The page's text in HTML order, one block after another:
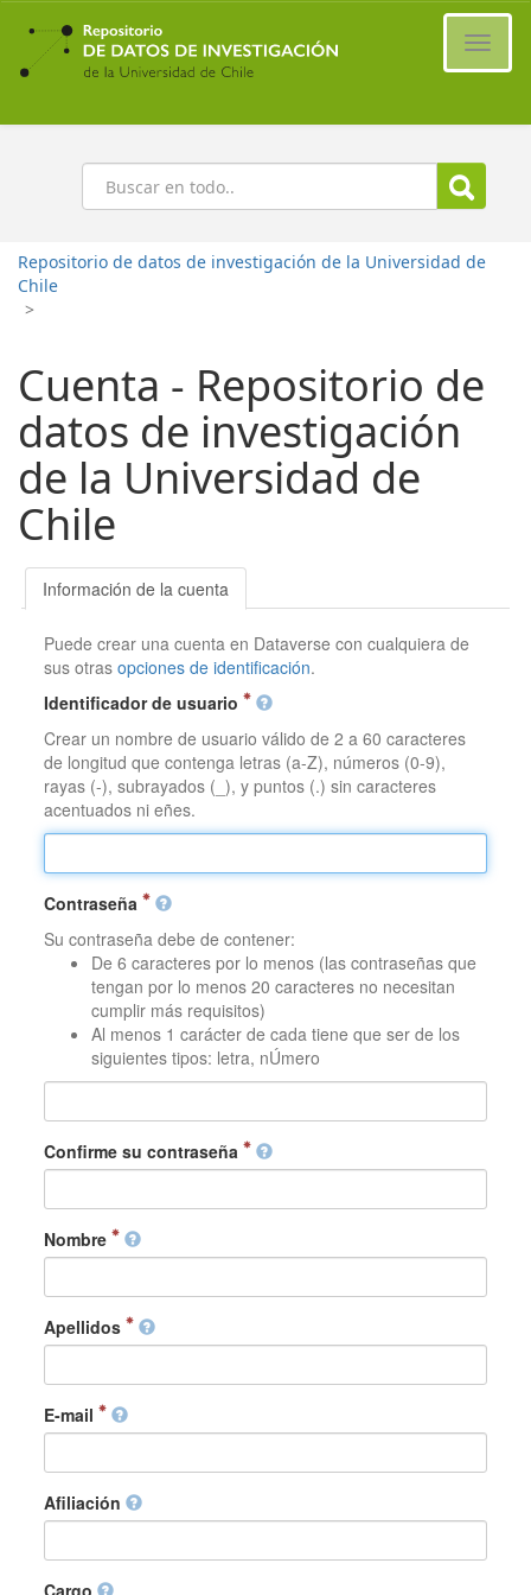
Ir
contenido
principal
Buscar
Repositorio de datos de investigación de la Universidad de
Chile
>
Cuenta - Repositorio de
datos de investigación
de la Universidad de
Chile
Información de la cuenta
Puede crear una cuenta en Dataverse con cualquiera de
sus otrasopciones de identificación.
Identificador de usuario
Crear un nombre de usuario válido de 2 a 60 caracteres
de longitud que contenga letras (a-Z), números (0-9),
rayas (-), subrayados (_), y puntos (.) sin caracteres
acentuados ni eñes.
Contraseña
Su contraseña debe de contener:
De 6 caracteres por lo menos (las contraseñas que
tengan por lo menos 20 caracteres no necesitan
cumplir más requisitos)
Al menos 1 carácter de cada tiene que ser de los
siguientes tipos: letra, nÚmero
Confirme su contraseña
Nombre
Apellidos
E-mail
Afiliación
Cargo